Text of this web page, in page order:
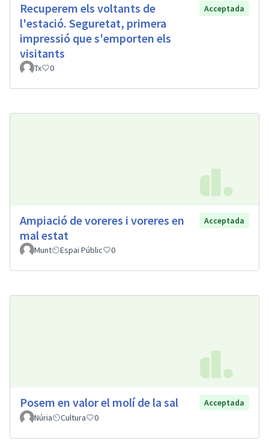
Recuperem els voltants de
l'estació. Seguretat, primera
impressió que s'emporten els
visitants
Acceptada
Tx 0
Ampiació de voreres i voreres en
mal estat
Acceptada
Munt Espai Públic 0
Posem en valor el molí de la sal
Acceptada
Núria
Cultura 0